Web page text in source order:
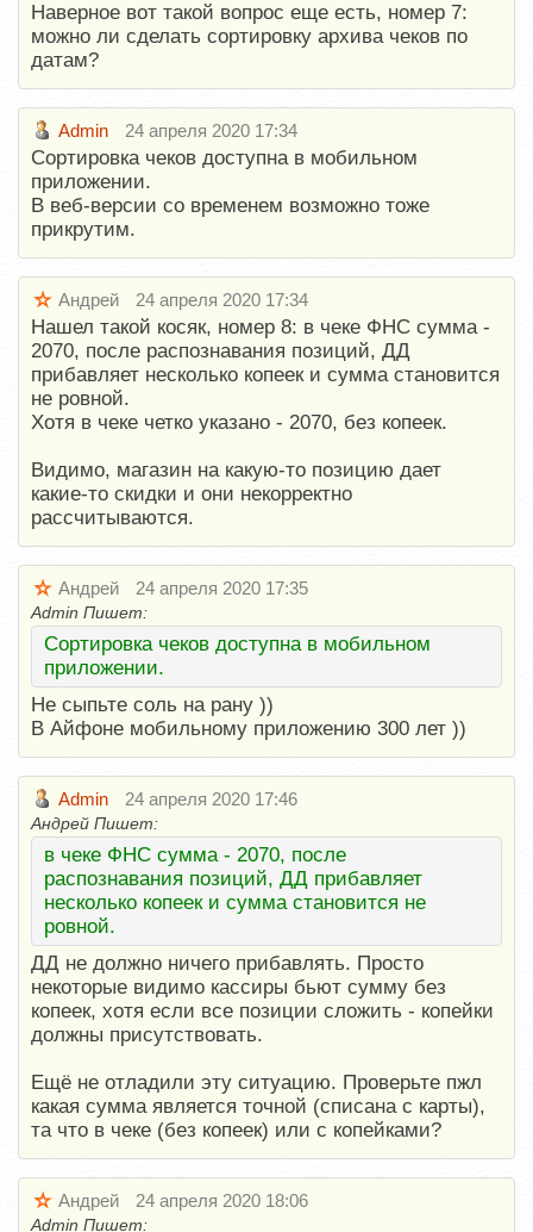
Наверное вот такой вопрос еще есть, номер 7:
можно ли сделать сортировку архива чеков по
датам?
Admin 24 апреля 2020 17:34
Сортировка чеков доступна в мобильном
приложении.
В веб-версии со временем возможно тоже
прикрутим.
Андрей 24 апреля 2020 17:34
Нашел такой косяк, номер 8: в чеке ФНС сумма -
2070, после распознавания позиций, ДД
прибавляет несколько копеек и сумма становится
не ровной.
Хотя в чеке четко указано - 2070, без копеек.
Видимо, магазин на какую-то позицию дает
какие-то скидки и они некорректно
рассчитываются.
Андрей 24 апреля 2020 17:35
Admin Пишет:
Сортировка чеков доступна в мобильном
приложении.
Не сыпьте соль на рану ))
В Айфоне мобильному приложению 300 лет ))
Admin 24 апреля 2020 17:46
Андрей Пишет:
в чеке ФНС сумма - 2070, после
распознавания позиций, ДД прибавляет
несколько копеек и сумма становится не
ровной.
ДД не должно ничего прибавлять. Просто
некоторые видимо кассиры бьют сумму без
копеек, хотя если все позиции сложить - копейки
должны присутствовать.
Ещё не отладили эту ситуацию. Проверьте пжл
какая сумма является точной (списана с карты),
та что в чеке (без копеек) или с копейками?
Андрей 24 апреля 2020 18:06
Admin Пишет: